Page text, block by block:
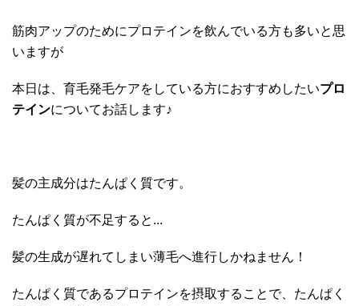
筋肉アップのためにプロテインを飲んでいる方も多いと思
いますが
本日は、育毛発毛ケアをしている方におすすめしたいプロ
テインについてお話します♪
髪の主成分はたんぱく質です。
たんぱく質が不足すると...
髪の生成が遅れてしまい薄毛へ進行しかねません！
たんぱく質であるプロテインを摂取することで、たんぱく